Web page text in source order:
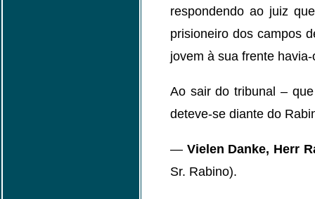
respondendo ao juiz
prisioneiro dos campos
jovem à sua frente
Ao sair do tribunal –
deteve-se diante do
— Vielen Danke, Herr
Sr. Rabino).